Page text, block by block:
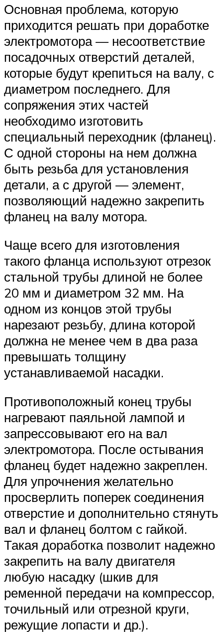
Основная проблема, которую
приходится решать при доработке
электромотора — несоответствие
посадочных отверстий деталей,
которые будут крепиться на валу, с
диаметром последнего. Для
сопряжения этих частей
необходимо изготовить
специальный переходник (фланец).
С одной стороны на нем должна
быть резьба для установления
детали, а с другой — элемент,
позволяющий надежно закрепить
фланец на валу мотора.
Чаще всего для изготовления
такого фланца используют отрезок
стальной трубы длиной не более
20 мм и диаметром 32 мм. На
одном из концов этой трубы
нарезают резьбу, длина которой
должна не менее чем в два раза
превышать толщину
устанавливаемой насадки.
Противоположный конец трубы
нагревают паяльной лампой и
запрессовывают его на вал
электромотора. После остывания
фланец будет надежно закреплен.
Для упрочнения желательно
просверлить поперек соединения
отверстие и дополнительно стянуть
вал и фланец болтом с гайкой.
Такая доработка позволит надежно
закрепить на валу двигателя
любую насадку (шкив для
ременной передачи на компрессор,
точильный или отрезной круги,
режущие лопасти и др.).